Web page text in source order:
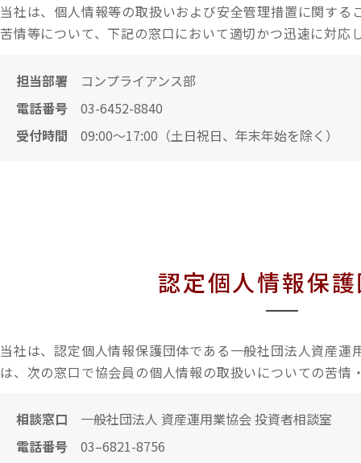
当社は、個人情報等の取扱いおよび安全管理措置に関する
苦情等について、下記の窓口において適切かつ迅速に対応
担当部署
コンプライアンス部
電話番号
03-6452-8840
受付時間
09:00～17:00（土日祝日、年末年始を除く）
認定個人情報保
当社は、認定個人情報保護団体である一般社団法人資産運
は、次の窓口で協会員の個人情報の取扱いについての苦情
相談窓口
一般社団法人 資産運用業協会 投資者相談室
電話番号
03–6821-8756